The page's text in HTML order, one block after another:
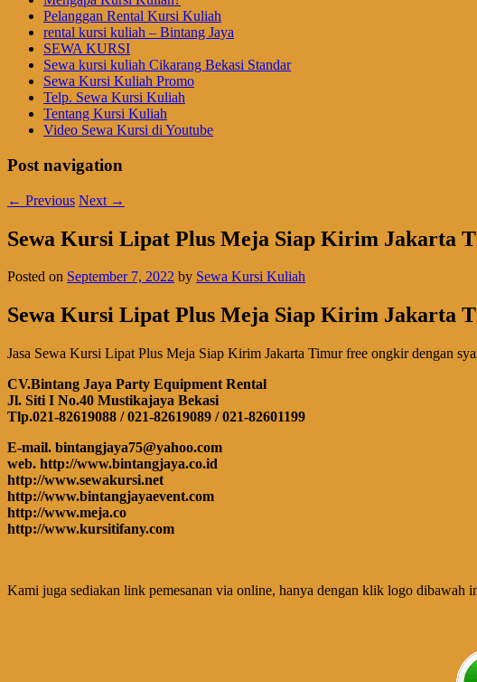
Pelanggan Rental Kursi Kuliah
rental kursi kuliah – Bintang Jaya
SEWA KURSI
Sewa kursi kuliah Cikarang Bekasi Standar
Sewa Kursi Kuliah Promo
Telp. Sewa Kursi Kuliah
Tentang Kursi Kuliah
Video Sewa Kursi di Youtube
Post navigation
← Previous Next →
Sewa Kursi Lipat Plus Meja Siap Kirim Jakarta
Posted on September 7, 2022 by Sewa Kursi Kuliah
Sewa Kursi Lipat Plus Meja Siap Kirim Jakarta
Jasa Sewa Kursi Lipat Plus Meja Siap Kirim Jakarta Timur free ongkir dengan
CV.Bintang Jaya Party Equipment Rental
Jl. Siti I No.40 Mustikajaya Bekasi
Tlp.021-82619088 / 021-82619089 / 021-82601199
E-mail. bintangjaya75@yahoo.com
web. http://www.bintangjaya.co.id
http://www.sewakursi.net
http://www.bintangjayaevent.com
http://www.meja.co
http://www.kursitifany.com
Kami juga sediakan link pemesanan via online, hanya dengan klik logo dibawah